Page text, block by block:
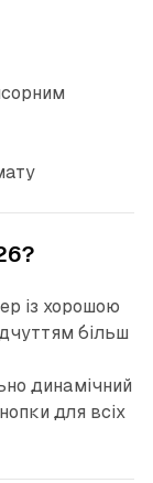
із хорошою
більш
динамічний
для всіх